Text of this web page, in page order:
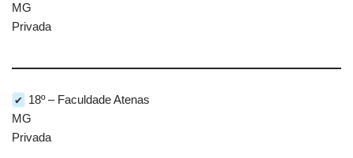
MG
Privada
✔ 18º – Faculdade Atenas
MG
Privada